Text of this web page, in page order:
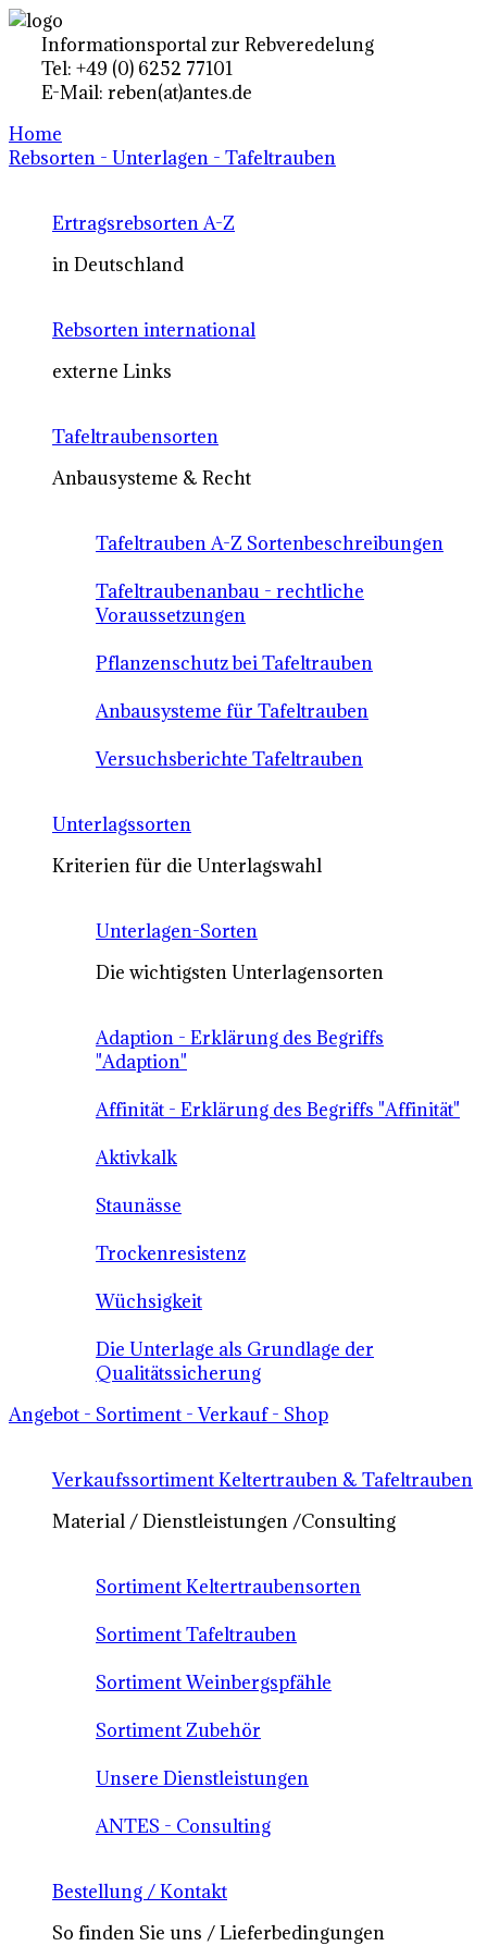
Informationsportal zur Rebveredelung
Tel: +49 (0) 6252 77101
E-Mail: reben(at)antes.de
Home
Rebsorten - Unterlagen - Tafeltrauben
Ertragsrebsorten A-Z
in Deutschland
Rebsorten international
externe Links
Tafeltraubensorten
Anbausysteme & Recht
Tafeltrauben A-Z Sortenbeschreibungen
Tafeltraubenanbau - rechtliche
Voraussetzungen
Pflanzenschutz bei Tafeltrauben
Anbausysteme für Tafeltrauben
Versuchsberichte Tafeltrauben
Unterlagssorten
Kriterien für die Unterlagswahl
Unterlagen-Sorten
Die wichtigsten Unterlagensorten
Adaption - Erklärung des Begriffs
"Adaption"
Affinität - Erklärung des Begriffs "Affinität"
Aktivkalk
Staunässe
Trockenresistenz
Wüchsigkeit
Die Unterlage als Grundlage der
Qualitätssicherung
Angebot - Sortiment - Verkauf - Shop
Verkaufssortiment Keltertrauben & Tafeltrauben
Material / Dienstleistungen /Consulting
Sortiment Keltertraubensorten
Sortiment Tafeltrauben
Sortiment Weinbergspfähle
Sortiment Zubehör
Unsere Dienstleistungen
ANTES - Consulting
Bestellung / Kontakt
So finden Sie uns / Lieferbedingungen